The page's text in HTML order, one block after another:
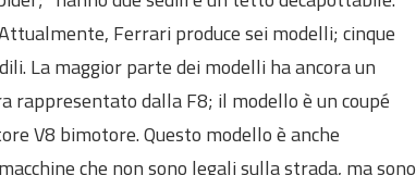
Ferrari produce sei modelli; cinque
La maggior parte dei modelli ha ancora un
rappresentato dalla F8; il modello è un coupé
V8 bimotore. Questo modello è anche
che non sono legali sulla strada, ma sono